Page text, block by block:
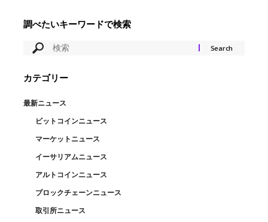
調べたいキーワードで検索
カテゴリー
最新ニュース
ビットコインニュース
マーケットニュース
イーサリアムニュース
アルトコインニュース
ブロックチェーンニュース
取引所ニュース